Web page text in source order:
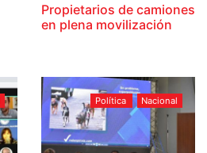
Propietarios de camiones
en plena movilización
Política Nacional